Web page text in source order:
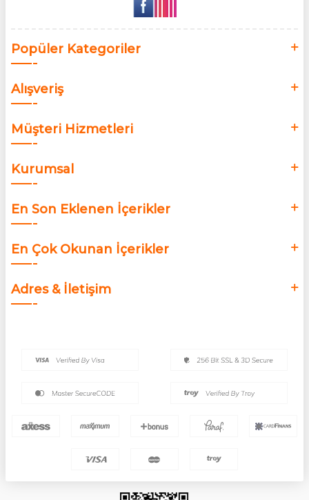
Popüler Kategoriler
Alışveriş
Müşteri Hizmetleri
Kurumsal
En Son Eklenen İçerikler
En Çok Okunan İçerikler
Adres & İletişim